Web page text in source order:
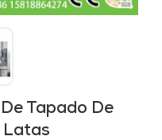
Tapado De
Latas